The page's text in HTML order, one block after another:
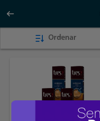
Ordenar